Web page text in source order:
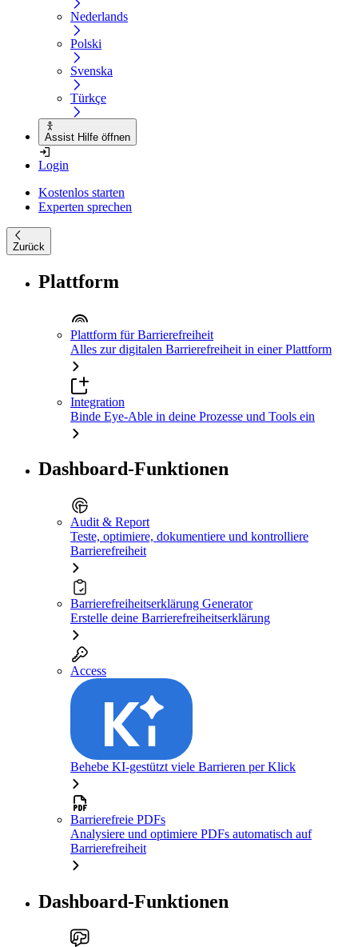
Nederlands
Polski
Svenska
Türkçe
Assist Hilfe öffnen
Login
Kostenlos starten
Experten sprechen
Zurück
Plattform
Plattform für Barrierefreiheit
Alles zur digitalen Barrierefreiheit in einer Plattform
Integration
Binde Eye-Able in deine Prozesse und Tools ein
Dashboard-Funktionen
Audit & Report
Teste, optimiere, dokumentiere und kontrolliere
Barrierefreiheit
Barrierefreiheitserklärung Generator
Erstelle deine Barrierefreiheitserklärung
Access
Behebe KI-gestützt viele Barrieren per Klick
Barrierefreie PDFs
Analysiere und optimiere PDFs automatisch auf
Barrierefreiheit
Dashboard-Funktionen